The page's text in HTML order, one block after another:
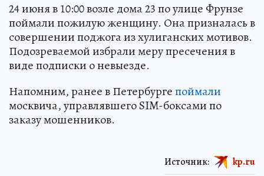
24 июня в 10:00 возле дома 23 по улице Фрунзе
поймали пожилую женщину. Она призналась в
совершении поджога из хулиганских мотивов.
Подозреваемой избрали меру пресечения в
виде подписки о невыезде.
Напомним, ранее в Петербургепоймали
москвича, управлявшего SIM-боксами по
заказу мошенников.
Источник: kp.ru